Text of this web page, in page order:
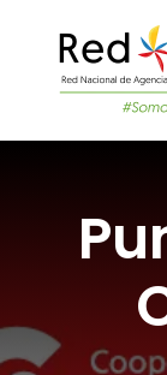
PROYECTOS DEL
NOTICIAS